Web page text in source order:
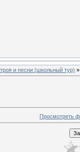
и песни (школьный тур)
Просмотреть